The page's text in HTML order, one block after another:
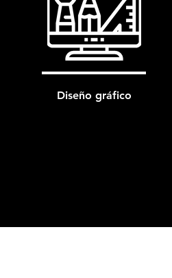
Diseño gráfico